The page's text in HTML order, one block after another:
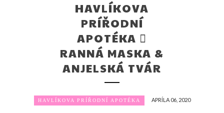
HAVLÍKOVA
PRÍŘODNÍ
APOTÉKA ⃒
RANNÁ MASKA &
ANJELSKÁ TVÁR
HAVLÍKOVA PRÍŘODNÍ APOTÉKA APRÍLA 06, 2020